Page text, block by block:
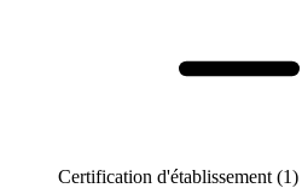
Certification d'établissement (1)